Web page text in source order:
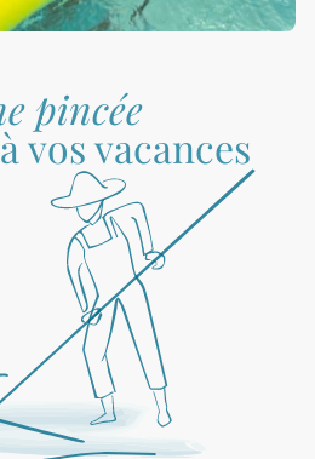
pincée
vos vacances